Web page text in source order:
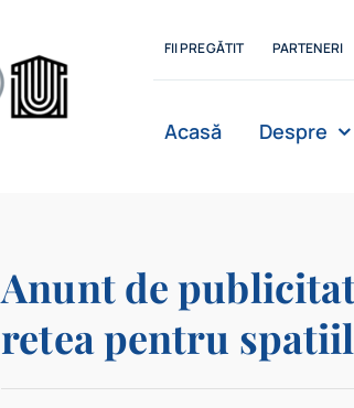
FII PREGĂTIT PARTENERI
Acasă Despre
Departamente
Anunt de
retea pentru